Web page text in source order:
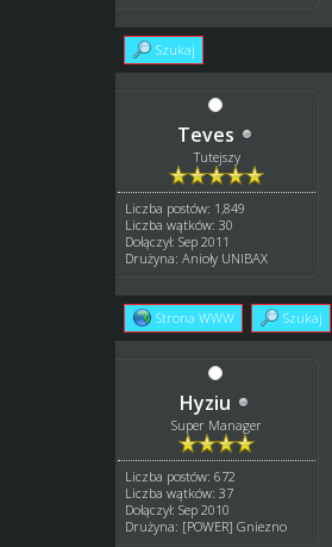
Szukaj
Teves
Tutejszy
Liczba postów: 1,849
Liczba wątków: 30
Dołączył: Sep 2011
Drużyna: Anioły UNIBAX
Strona WWW Szukaj
Hyziu
Super Manager
Liczba postów: 672
Liczba wątków: 37
Dołączył: Sep 2010
Drużyna: [POWER] Gniezno